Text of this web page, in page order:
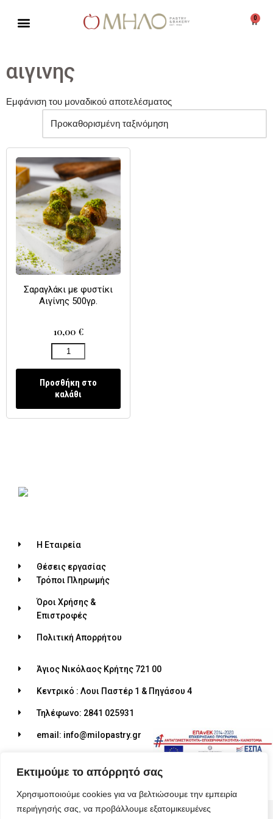
Εκτιμούμε το απόρρητό σας
Χρησιμοποιούμε cookies για να βελτιώσουμε την εμπειρία
περιήγησής σας, να προβάλλουμε εξατομικευμένες
0
αιγινης
Εμφάνιση του μοναδικού αποτελέσματος
Σαραγλάκι με φυστίκι
Αιγίνης 500γρ.
10,00 €
Προσθήκη στο
καλάθι
Η Εταιρεία
Θέσεις εργασίας
Τρόποι Πληρωμής
Όροι Χρήσης &
Επιστροφές
Πολιτική Απορρήτου
Άγιος Νικόλαος Κρήτης 721 00
Κεντρικό : Λουι Παστέρ 1 & Πηγάσου 4
Τηλέφωνο: 2841 025931
email: info@milopastry.gr
© 2026 ALL RIGHTS RESERVED​